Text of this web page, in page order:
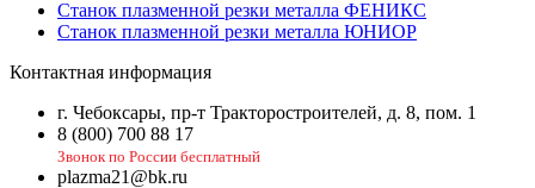
Станок плазменной резки металла ФЕНИКС
Станок плазменной резки металла ЮНИОР
Контактная информация
г. Чебоксары, пр-т Тракторостроителей, д. 8, пом. 1
8 (800) 700 88 17
Звонок по России бесплатный
plazma21@bk.ru